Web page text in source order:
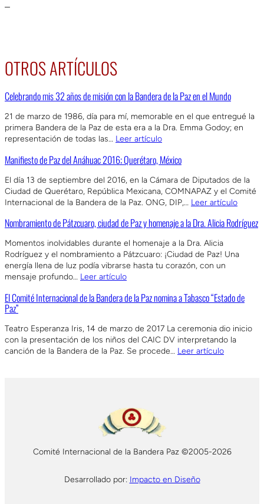
–
OTROS ARTÍCULOS
Celebrando mis 32 años de misión con la Bandera de la Paz en el Mundo
21 de marzo de 1986, día para mí, memorable en el que entregué la
primera Bandera de la Paz de esta era a la Dra. Emma Godoy; en
representación de todas las… Leer artículo
Manifiesto de Paz del Anáhuac 2016; Querétaro, México
El día 13 de septiembre del 2016, en la Cámara de Diputados de la
Ciudad de Querétaro, República Mexicana, COMNAPAZ y el Comité
Internacional de la Bandera de la Paz. ONG, DIP,… Leer artículo
Nombramiento de Pátzcuaro, ciudad de Paz y homenaje a la Dra. Alicia Rodríguez
Momentos inolvidables durante el homenaje a la Dra. Alicia
Rodríguez y el nombramiento a Pátzcuaro: ¡Ciudad de Paz! Una
energía llena de luz podía vibrarse hasta tu corazón, con un
mensaje profundo… Leer artículo
El Comité Internacional de la Bandera de la Paz nomina a Tabasco “Estado de
Paz”
Teatro Esperanza Iris, 14 de marzo de 2017 La ceremonia dio inicio
con la presentación de los niños del CAIC DV interpretando la
canción de la Bandera de la Paz. Se procede… Leer artículo
Comité Internacional de la Bandera Paz ©2005-2026
Desarrollado por: Impacto en Diseño